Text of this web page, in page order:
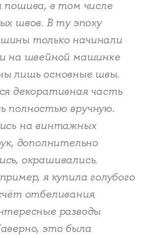
пошива, в том числе
швов. В ту эпоху
только начинали
на швейной машинке
лишь основные швы.
декоративная часть
полностью вручную.
на винтажных
дополнительно
окрашивались.
я купила голубого
отбеливания
разводы
это была